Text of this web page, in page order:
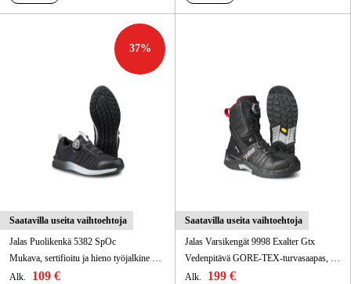
37%
Saatavilla useita vaihtoehtoja
Jalas Puolikenkä 5382 SpOc
Mukava, sertifioitu ja hieno työjalkine henkilöille, jotka ovat jaloillaan koko päivän.
Alk.
109 €
Saatavilla useita vaihtoehtoja
Jalas Varsikengät 9998 Exalter Gtx
Vedenpitävä GORE-TEX-turvasaapas, joka sopii ihanteellisesti märkään ja kohtuullisen kylmään vuodenaikaan.
Alk.
199 €